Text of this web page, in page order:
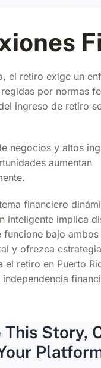
el retiro exige un
por normas
ingreso de retiro
negocios y altos
aumentan
financiero
inteligente implica
funcione bajo ambos
y ofrezca
el retiro en Puerto
independencia
This Story,